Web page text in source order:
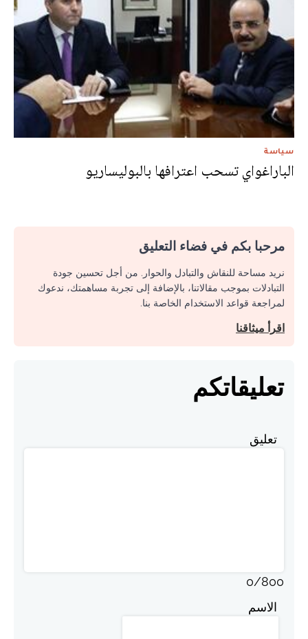
سياسة
الباراغواي تسحب اعترافها بالبوليساريو
مرحبا بكم في فضاء التعليق
نريد مساحة للنقاش والتبادل والحوار. من أجل تحسين جودة
التبادلات بموجب مقالاتنا، بالإضافة إلى تجربة مساهمتك، ندعوك
لمراجعة قواعد الاستخدام الخاصة بنا.
اقرأ ميثاقنا
تعليقاتكم
تعليق
0/800
الاسم